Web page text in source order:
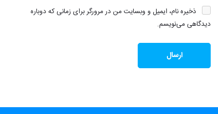
ذخیره نام، ایمیل و وبسایت من در مرورگر برای زمانی که دوباره
دیدگاهی می‌نویسم.